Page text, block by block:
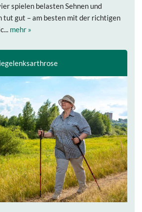
spielen belasten Sehnen und
tut gut – am besten mit der richtigen
mehr »